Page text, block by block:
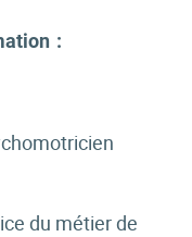
:
du métier de